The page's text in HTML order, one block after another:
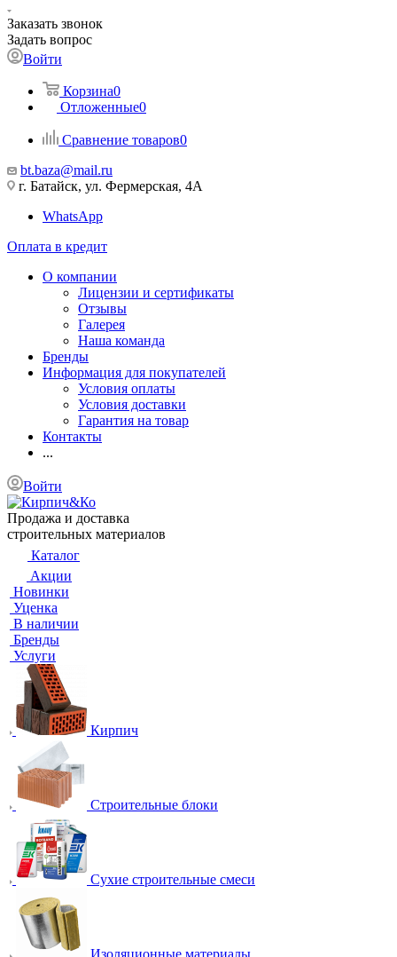
Заказать звонок
Задать вопрос
Войти
Корзина0
Отложенные0
Сравнение товаров0
bt.baza@mail.ru
г. Батайск, ул. Фермерская, 4А
WhatsApp
Оплата в кредит
О компании
Лицензии и сертификаты
Отзывы
Галерея
Наша команда
Бренды
Информация для покупателей
Условия оплаты
Условия доставки
Гарантия на товар
Контакты
...
Войти
Продажа и доставка
строительных материалов
Каталог
Акции
Новинки
Уценка
В наличии
Бренды
Услуги
Кирпич
Строительные блоки
Сухие строительные смеси
Изоляционные материалы